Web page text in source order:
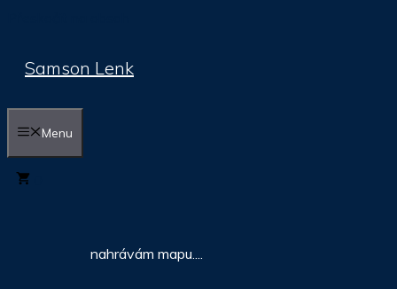
Samson Lenk
Menu
nahrávám mapu....